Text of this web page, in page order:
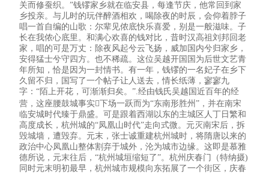
关而修蚕织。”钱镠家乡就在临安县，每逢节庆，他常回到家
乡投亲。与儿时的玩伴醉酒相欢，喝除夜的时辰，会仰着脖子
唱一首自编的山歌：尔辈见侬底快乐喜爱，别是一般滋味。子
长在我侬心底里。和满心欢喜的钱对比，昔时汉高祖刘邦回老
家，唱的可是万丈：除夜风起兮云飞扬，威加国内兮归家乡，
安得猛士兮守四方。也不稀疏。这位吴越开国国为后世文艺青
年所知，恰是因为一封情书。有一年，钱镠的一名妃子在乡下
久留不归，国写了一个帖子让人送去，情长纸薄，寥寥九
字：“陌上开花，可渐渐归矣。”.经由钱氏吴越国近百年的经
营，这座腰鼓城事实下场一跃而为“东南形胜州”，并在南宋
临安城时代臻于鼎盛。可是跟着西湖以东的主城区人丁日繁和
高度成长，杭州城的“凤凰山时代”走向式微。元灭南宋后，拆
毁城墙，遭毁弃。元末，张士诚重建杭州城时，将隋唐以来的
政治中心凤凰山整体割弃于城外，沦为城市边缘。这即是慕雅
德所说，元末往后，“杭州城垣缩短了”。杭州庆春门（特纳摄)
同时元末明初最早，杭州城市规模向东拓展了一个街区，庆春